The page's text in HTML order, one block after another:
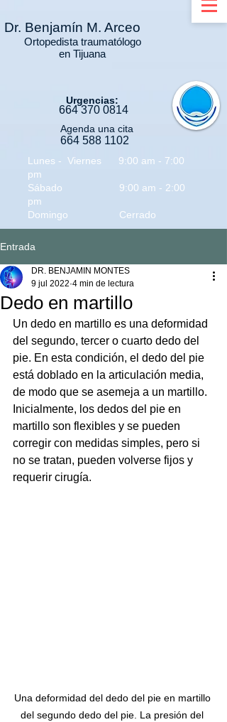
Agenda una cita
664 588 1102
Dr. Benjamín M. Arceo
Ortopedista traumatólogo
en Tijuana
Urgencias:
664 370 0814
Lunes - Viernes 9:00 am - 7:00
pm
Sábado 9:00 am - 2:00
pm
Domingo Cerrado
Entrada
Dedo en martillo
DR. BENJAMIN MONTES
9 jul 2022 4 min de lectura
Un dedo en martillo es una deformidad
del segundo, tercer o cuarto dedo del
pie. En esta condición, el dedo del pie
está doblado en la articulación media,
de modo que se asemeja a un martillo.
Inicialmente, los dedos del pie en
martillo son flexibles y se pueden
corregir con medidas simples, pero si
no se tratan, pueden volverse fijos y
requerir cirugía.
Una deformidad del dedo del pie en martillo
del segundo dedo del pie. La presión del